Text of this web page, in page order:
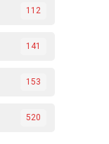
112
141
153
520